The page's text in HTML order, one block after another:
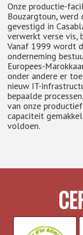
Onze productie-
Bouzargtoun,
gevestigd in
verwerkt verse vis,
Vanaf 1999 wordt
onderneming
Europees-
onder andere er
nieuw IT-
bepaalde
van onze
capaciteit
voldoen.